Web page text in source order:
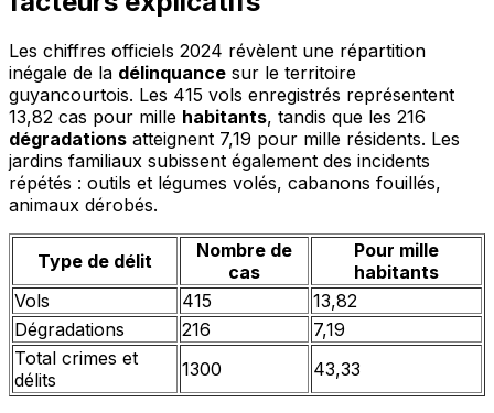
Les chiffres officiels 2024 révèlent une répartition
inégale de la délinquance sur le territoire
guyancourtois. Les 415 vols enregistrés représentent
13,82 cas pour mille habitants, tandis que les 216
dégradations atteignent 7,19 pour mille résidents. Les
jardins familiaux subissent également des incidents
répétés : outils et légumes volés, cabanons fouillés,
animaux dérobés.
Type de délit
Nombre de
cas
Pour mille
habitants
Vols
415
13,82
Dégradations
216
7,19
Total crimes et
délits
1300 43,33